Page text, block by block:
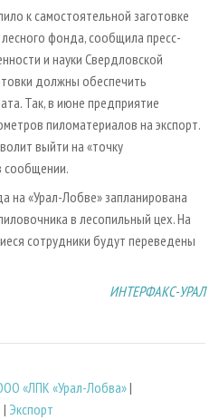
ПЛИТ
к самостоятельной заготовке
фонда, сообщила пресс-
и науки Свердловской
должны обеспечить
Так, в июне предприятие
пиломатериалов на экспорт.
выйти на «точку
сообщении.
на «Урал-Лобве» запланирована
в лесопильный цех. На
сотрудники будут переведены
ИНТЕРФАКС-УРАЛ
«ЛПК «Урал-Лобва»|
| Экспорт